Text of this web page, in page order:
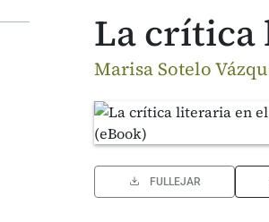
La crítica
Marisa Sotelo
FULLEJAR